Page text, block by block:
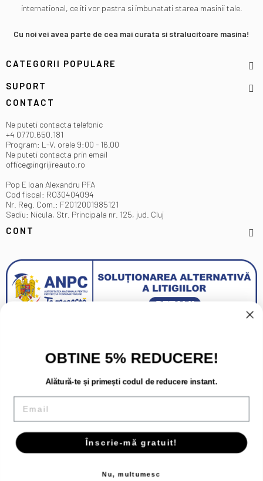
international, ce iti vor pastra si imbunatati starea masinii tale.
Cu noi vei avea parte de cea mai curata si stralucitoare masina!
CATEGORII POPULARE
SUPORT
CONTACT
Ne puteti contacta telefonic
+4 0770.650.181
Program: L-V, orele 9:00 - 16.00
Ne puteti contacta prin email
office@ingrijireauto.ro
Pop E Ioan Alexandru PFA
Cod fiscal: RO30404094
Nr. Reg. Com.: F2012001985121
Sediu: Nicula, Str. Principala nr. 125, jud. Cluj
CONT
Copyright 2026 - Toate drepturile rezervate.
OBTINE 5% REDUCERE!
Alătură-te și primești codul de reducere instant.
Email
Înscrie-mă gratuit!
Nu, multumesc